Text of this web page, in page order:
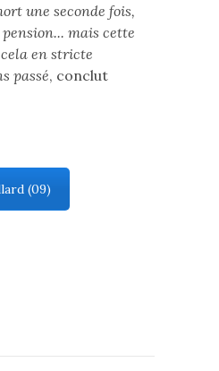
une seconde fois,
mais cette
en stricte
passé, conclut
(09)